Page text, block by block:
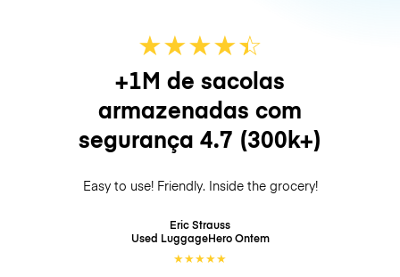
★★★★☆
★
+1M de sacolas
armazenadas com
segurança 4.7 (300k+)
Easy to use! Friendly. Inside the grocery!
Eric Strauss
Used LuggageHeroOntem
★★★★★